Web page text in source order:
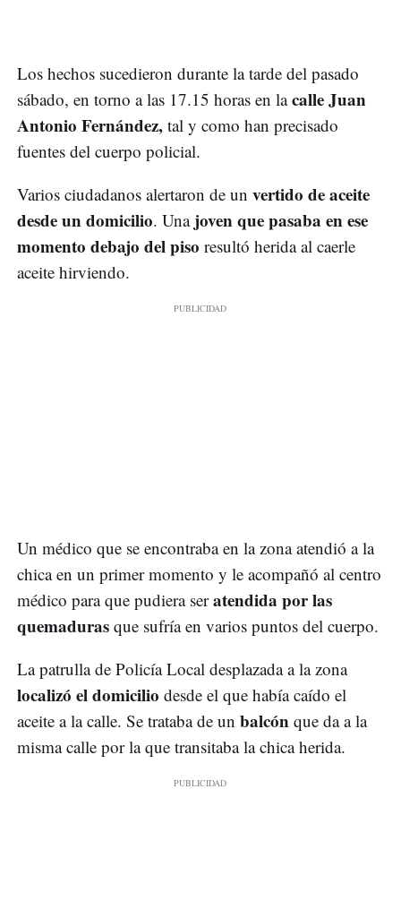
Los hechos sucedieron durante la tarde del pasado
sábado, en torno a las 17.15 horas en lacalle Juan
Antonio Fernández, tal y como han precisado
fuentes del cuerpo policial.
Varios ciudadanos alertaron de un vertido de aceite
desde un domicilio. Unajoven que pasaba en ese
momento debajo del piso resultó herida al caerle
aceite hirviendo.
Un médico que se encontraba en la zona atendió a la
chica en un primer momento y le acompañó al centro
médico para que pudiera seratendida por las
quemaduras que sufría en varios puntos del cuerpo.
La patrulla de Policía Local desplazada a la zona
localizó el domicilio desde el que había caído el
aceite a la calle. Se trataba de un balcón que da a la
misma calle por la que transitaba la chica herida.